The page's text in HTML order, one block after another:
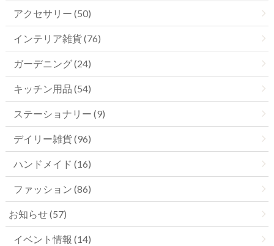
アクセサリー (50)
インテリア雑貨 (76)
ガーデニング (24)
キッチン用品 (54)
ステーショナリー (9)
デイリー雑貨 (96)
ハンドメイド (16)
ファッション (86)
お知らせ (57)
イベント情報 (14)